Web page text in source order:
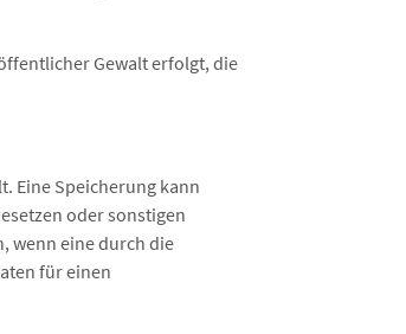
Gewalt erfolgt, die
Eine Speicherung kann
oder sonstigen
wenn eine durch die
für einen